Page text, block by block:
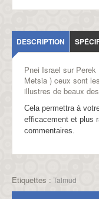
DESCRIPTION
Pnei Israel sur
Metsia ) ceux sont
illustres de beaux
Cela permettra à
efficacement et plus
commentaires.
Etiquettes : Talmud